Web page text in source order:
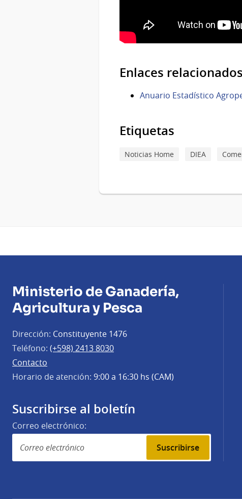
Enlaces relacionados
Anuario Estadístico
Etiquetas
Noticias Home DIEA
Ministerio de Ganadería,
Agricultura y Pesca
Dirección: Constituyente 1476
Teléfono: (+598) 2413 8030
Contacto
Horario de atención: 9:00 a 16:30 hs (CAM)
Suscribirse al boletín
Correo electrónico:
Suscribirse